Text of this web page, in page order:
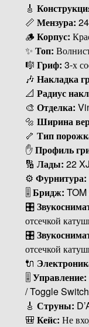
🎸
📏 Мензура:
🪵Корпус:
✨ Топ:
🎼 Гриф: 3-х
🎶 Накладка
📐 Радиус
🎨 Отделка:
🔩 Ширина
🦴 Тип
✋Профиль
🔢 Лады: 22 XJ
⚙️ Фурнитура:
🎚Бридж:
🎛
отсечкой
🎛
отсечкой
🔌
🎚Управление:
/ Toggle Switch
🎸 Струны:
🎒 Кейс: Не